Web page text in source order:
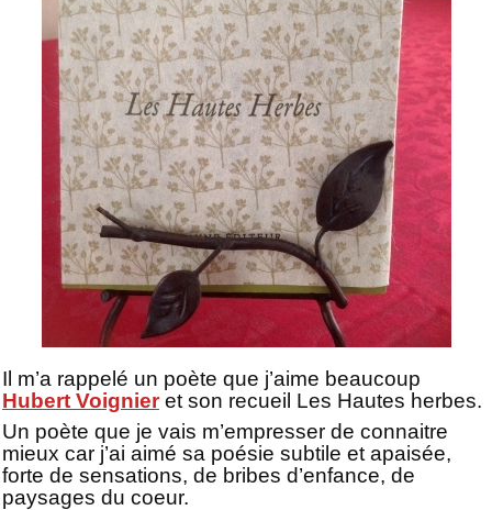
Il m’a rappelé un poète que j’aime beaucoup
Hubert Voignier et son recueil Les Hautes herbes.
Un poète que je vais m’empresser de connaitre
mieux car j’ai aimé sa poésie subtile et apaisée,
forte de sensations, de bribes d’enfance, de
paysages du coeur.